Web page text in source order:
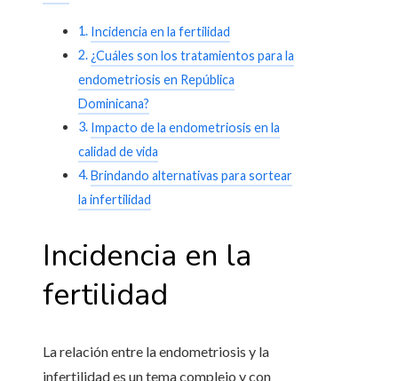
Incidencia en la fertilidad
¿Cuáles son los tratamientos para la
endometriosis en República
Dominicana?
Impacto de la endometriosis en la
calidad de vida
Brindando alternativas para sortear
la infertilidad
Incidencia en la
fertilidad
La relación entre la endometriosis y la
infertilidad es un tema complejo y con